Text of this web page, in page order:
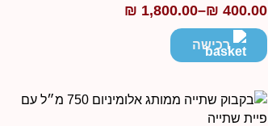
₪ 400.00
–
₪ 1,800.00
טווח
מחירים:רכישה